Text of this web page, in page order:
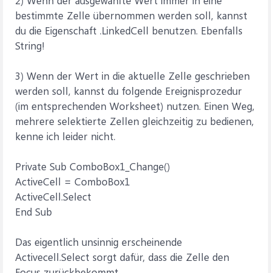
bestimmte Zelle übernommen werden soll, kannst
du die Eigenschaft .LinkedCell benutzen. Ebenfalls
String!
3) Wenn der Wert in die aktuelle Zelle geschrieben
werden soll, kannst du folgende Ereignisprozedur
(im entsprechenden Worksheet) nutzen. Einen Weg,
mehrere selektierte Zellen gleichzeitig zu bedienen,
kenne ich leider nicht.
Private Sub ComboBox1_Change()
ActiveCell = ComboBox1
ActiveCell.Select
End Sub
Das eigentlich unsinnig erscheinende
Activecell.Select sorgt dafür, dass die Zelle den